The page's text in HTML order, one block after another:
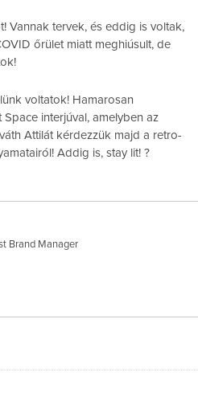
Vannak tervek, és eddig is voltak,
őrület miatt meghiúsult, de
voltatok! Hamarosan
interjúval, amelyben az
Attilát kérdezzük majd a retro-
Addig is, stay lit! ?
Brand Manager